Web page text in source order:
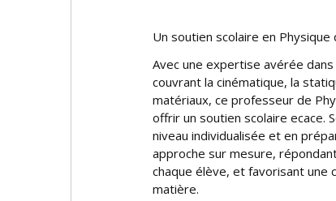
Un soutien scolaire en
Avec une expertise avérée
couvrant la cinématique, la
matériaux, ce professeur de
offrir un soutien scolaire efficace.
niveau individualisée et en
approche sur mesure,
chaque élève, et favorisant une
matière.